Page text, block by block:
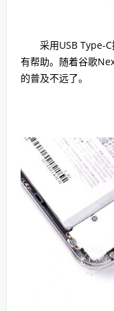
采用USB Type-C
有帮助。随着谷歌
的普及不远了。